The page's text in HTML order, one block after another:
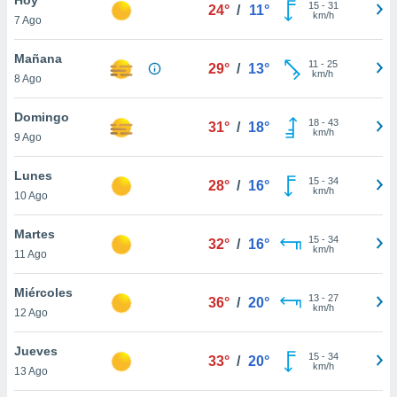
en
más
nuestra
de
cookies
aceptar
7 Ago
24° / 11° 15- 31
km/h
Mañana
8 Ago
29° / 13° 11 - 25
km/h
Domingo
9 Ago
31° / 18° 18- 43
km/h
Lunes
10 Ago
28° / 16° 15- 34
km/h
Martes
11 Ago
32° / 16° 15- 34
km/h
Miércoles
12 Ago
36° / 20° 13- 27
km/h
Jueves
13 Ago
33° / 20° 15- 34
km/h